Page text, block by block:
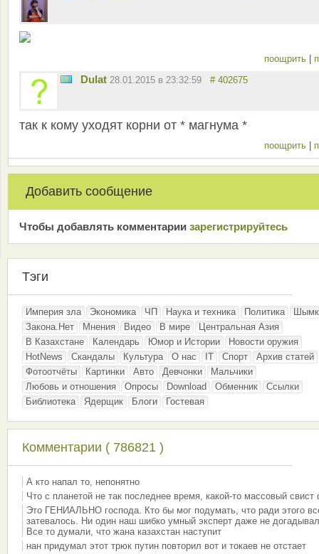
поощрить
Dulat 28.01.2015 в 23:32:59 # 402675
так к кому уходят корни от * магнума *
поощрить
Добавить сообщение
Чтобы добавлять комментарии зарeгиcтрирyйтeсь
Тэги
Империя зла Экономика ЧП Наука и техника Политика
Закона.Нет
Мнения Видео В мире
Центральная Азия
В Казахстане
Календарь Юмор и Истории
Новости оружия
HotNews
Скандалы Культура О нас IT Спорт
Архив статей
Фотоотчёты
Картинки Авто Девчонки
Мальчики
Любовь и отношения
Опросы Download Обменник
Ссылки
Библиотека
Ядерщик Блоги Гостевая
Комментарии ( 786821 )
А кто напал то, непонятно
Что с планетой не так последнее время, какой-то массовый свист
Это ГЕНИАЛЬНО господа. Кто бы мог подумать, что ради этого
затевалось. Ни один наш шибко умный эксперт даже не
Все то думали, что жана казахстан наступит
нан придумал этот трюк путин повторил вот и токаев не отстает